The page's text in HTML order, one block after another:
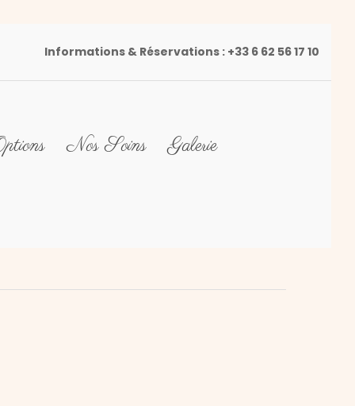
Informations & Réservations : +33 6 62 56 17 10
Nos Soins Galerie